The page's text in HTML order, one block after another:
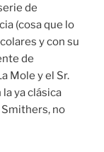
de
(cosa que lo
y con su
de
Mole y el Sr.
ya clásica
Smithers, no